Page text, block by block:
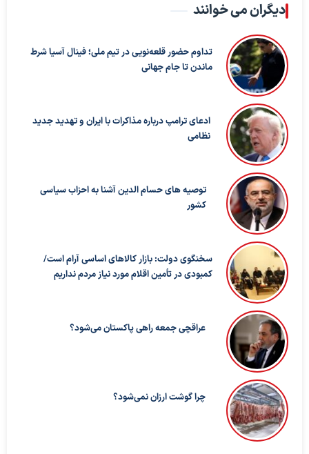
دیگران می خوانند
تداوم حضور قلعه‌نویی در تیم ملی؛ فینال آسیا شرط
ماندن تا جام جهانی
ادعای ترامپ درباره مذاکرات با ایران و تهدید جدید
نظامی
توصیه های حسام الدین آشنا به احزاب سیاسی
کشور
سخنگوی دولت: بازار کالاهای اساسی آرام است/
کمبودی در تأمین اقلام مورد نیاز مردم نداریم
عراقچی جمعه راهی پاکستان می‌شود؟
چرا گوشت ارزان نمی‌شود؟